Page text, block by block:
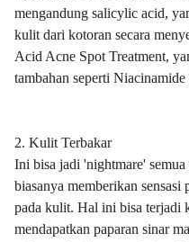
mengandung salicylic acid,
kulit dari kotoran secara
Acid Acne Spot Treatment,
tambahan seperti
2. Kulit Terbakar
Ini bisa jadi 'nightmare'
biasanya memberikan sensasi
pada kulit. Hal ini bisa terjadi
mendapatkan paparan sinar